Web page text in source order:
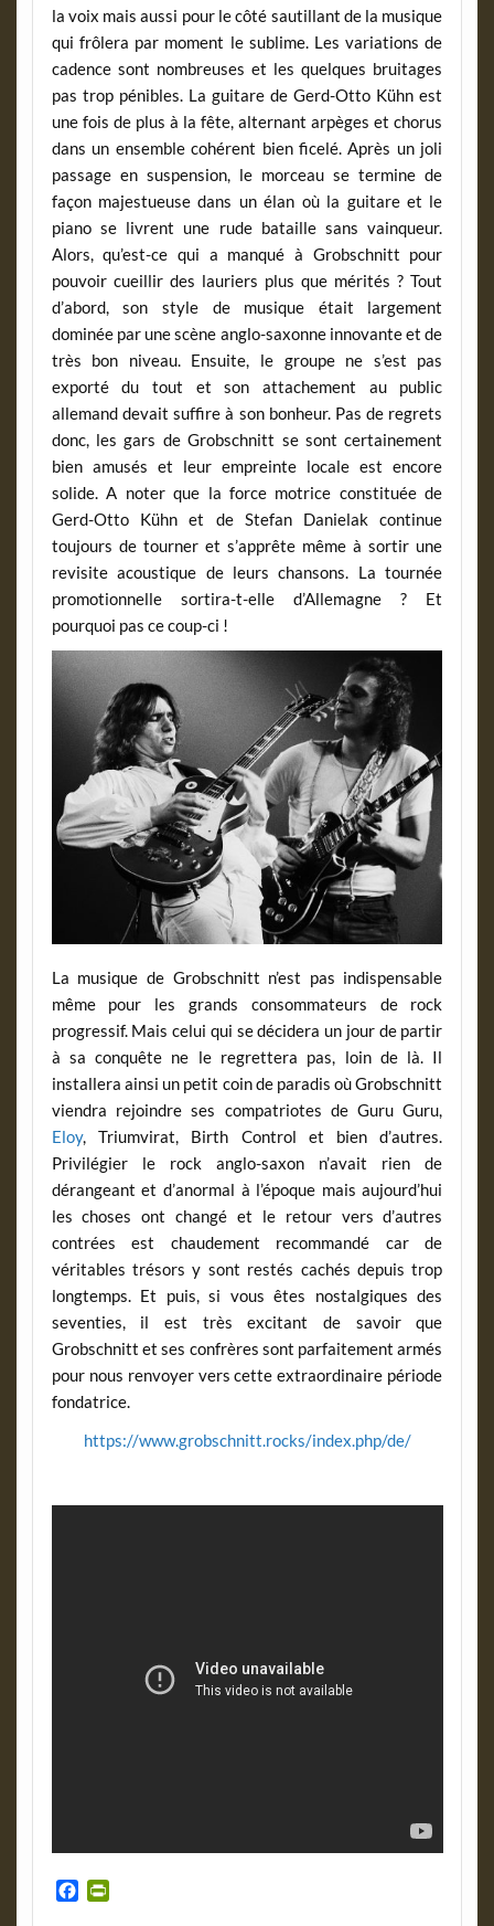
la voix mais aussi pour le côté sautillant de la musique
qui frôlera par moment le sublime. Les variations de
cadence sont nombreuses et les quelques bruitages
pas trop pénibles. La guitare de Gerd-Otto Kühn est
une fois de plus à la fête, alternant arpèges et chorus
dans un ensemble cohérent bien ficelé. Après un joli
passage en suspension, le morceau se termine de
façon majestueuse dans un élan où la guitare et le
piano se livrent une rude bataille sans vainqueur.
Alors, qu’est-ce qui a manqué à Grobschnitt pour
pouvoir cueillir des lauriers plus que mérités ? Tout
d’abord, son style de musique était largement
dominée par une scène anglo-saxonne innovante et de
très bon niveau. Ensuite, le groupe ne s’est pas
exporté du tout et son attachement au public
allemand devait suffire à son bonheur. Pas de regrets
donc, les gars de Grobschnitt se sont certainement
bien amusés et leur empreinte locale est encore
solide. A noter que la force motrice constituée de
Gerd-Otto Kühn et de Stefan Danielak continue
toujours de tourner et s’apprête même à sortir une
revisite acoustique de leurs chansons. La tournée
promotionnelle sortira-t-elle d’Allemagne ? Et
pourquoi pas ce coup-ci !
La musique de Grobschnitt n’est pas indispensable
même pour les grands consommateurs de rock
progressif. Mais celui qui se décidera un jour de partir
à sa conquête ne le regrettera pas, loin de là. Il
installera ainsi un petit coin de paradis où Grobschnitt
viendra rejoindre ses compatriotes de Guru Guru,
Eloy, Triumvirat, Birth Control et bien d’autres.
Privilégier le rock anglo-saxon n’avait rien de
dérangeant et d’anormal à l’époque mais aujourd’hui
les choses ont changé et le retour vers d’autres
contrées est chaudement recommandé car de
véritables trésors y sont restés cachés depuis trop
longtemps. Et puis, si vous êtes nostalgiques des
seventies, il est très excitant de savoir que
Grobschnitt et ses confrères sont parfaitement armés
pour nous renvoyer vers cette extraordinaire période
fondatrice.
https://www.grobschnitt.rocks/index.php/de/